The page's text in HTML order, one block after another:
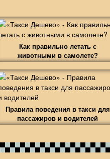
Как правильно летать с
животными в самолете?
Правила поведения в такси для
пассажиров и водителей